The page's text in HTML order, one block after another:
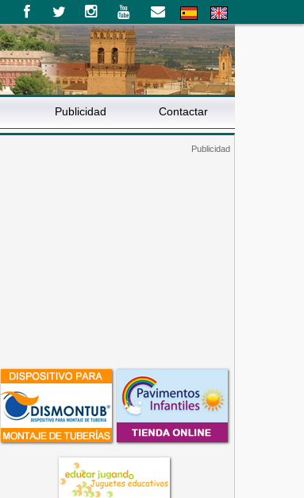
Publicidad Contactar